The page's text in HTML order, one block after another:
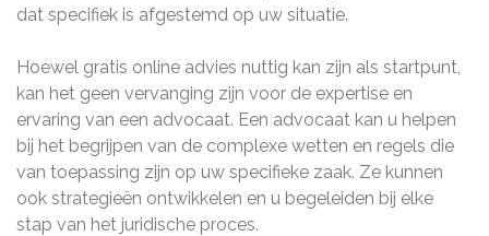
dat specifiek is afgestemd op uw situatie.
Hoewel gratis online advies nuttig kan zijn als startpunt,
kan het geen vervanging zijn voor de expertise en
ervaring van een advocaat. Een advocaat kan u helpen
bij het begrijpen van de complexe wetten en regels die
van toepassing zijn op uw specifieke zaak. Ze kunnen
ook strategieën ontwikkelen en u begeleiden bij elke
stap van het juridische proces.